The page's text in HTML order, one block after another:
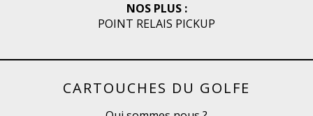
NOS PLUS :
POINT RELAIS PICKUP
CARTOUCHES DU GOLFE